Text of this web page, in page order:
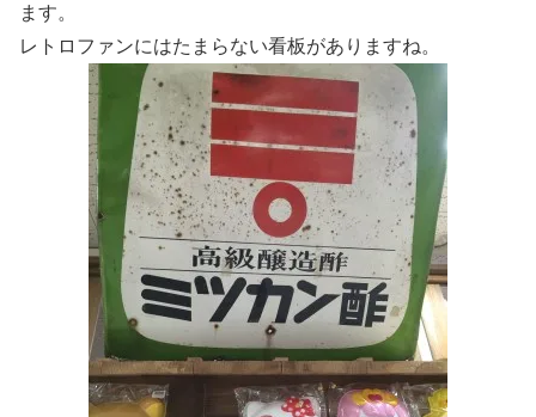
ます。
レトロファンにはたまらない看板がありますね。